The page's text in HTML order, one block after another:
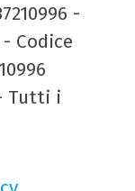
-
- Codice
Tutti i